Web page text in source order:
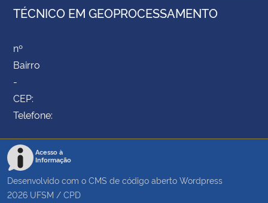
TÉCNICO EM GEOPROCESSAMENTO
nº
Bairro
-
CEP:
Telefone:
Acesso à
Informação
Desenvolvido com o CMS de código aberto Wordpress
2026 UFSM / CPD